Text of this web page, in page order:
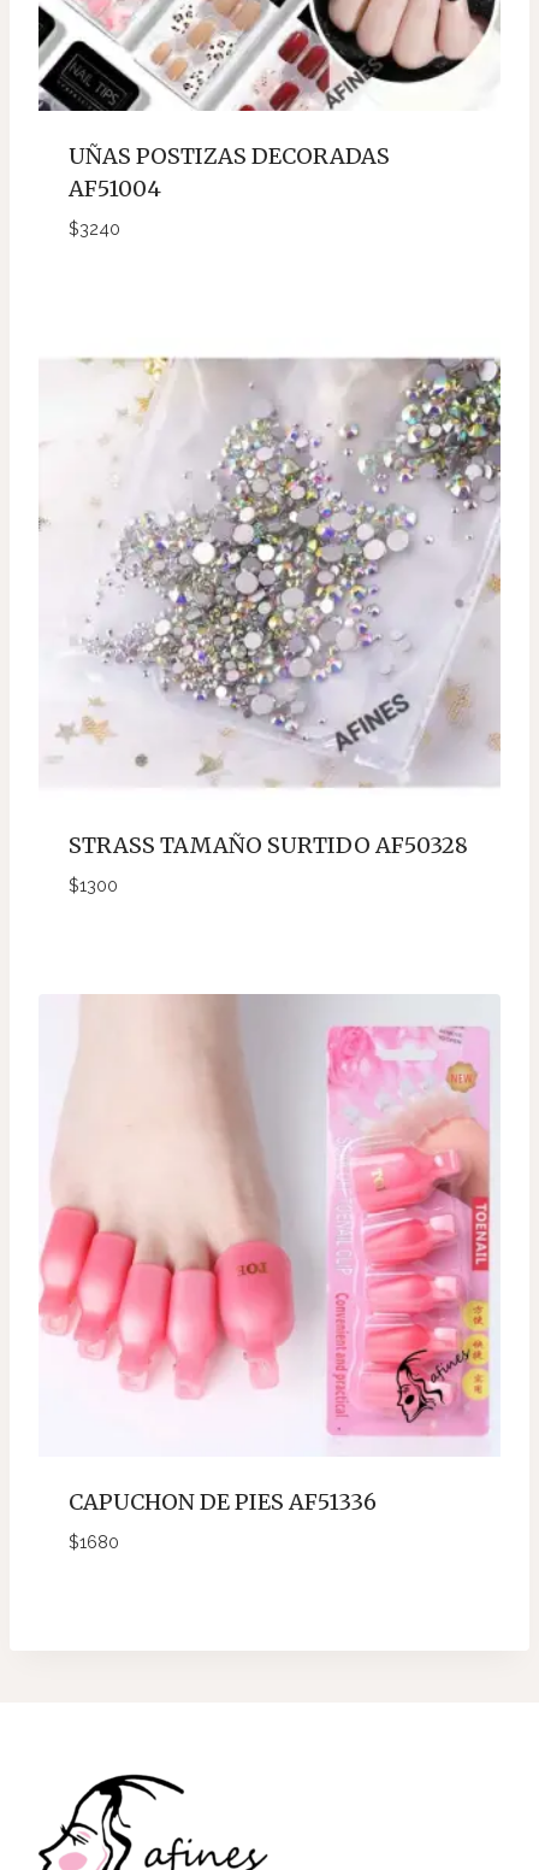
UÑAS POSTIZAS DECORADAS
AF51004
$3240
STRASS TAMAÑO SURTIDO AF50328
$1300
CAPUCHON DE PIES AF51336
$1680